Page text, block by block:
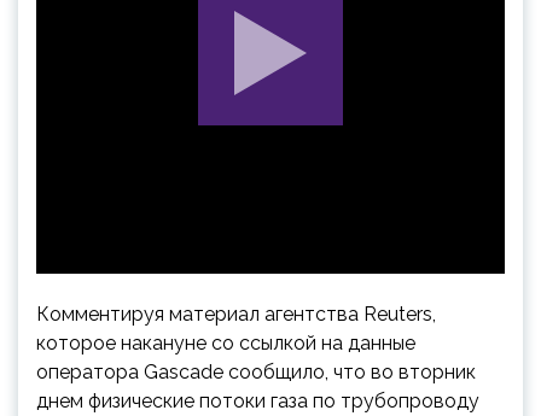
Комментируя материал агентства Reuters,
которое накануне со ссылкой на данные
оператора Gascade сообщило, что во вторник
днем физические потоки газа по трубопроводу